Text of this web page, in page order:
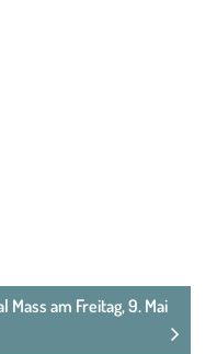
am Freitag, 9. Mai